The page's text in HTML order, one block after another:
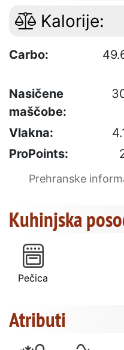
Kalorije:
Carbo:
Nasičene
maščobe:
Vlakna:
ProPoints:
Prehranske
Kuhinjska
Pečica
Atributi